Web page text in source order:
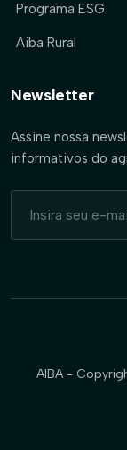
Programa ESG
Aiba Rural
Newsletter
Assine nossa
informativos do
AIBA -